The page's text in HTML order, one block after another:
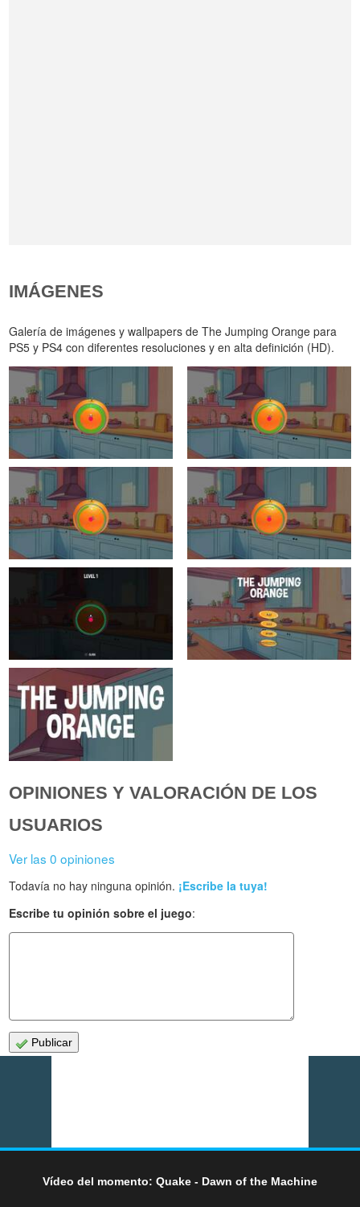
IMÁGENES
Galería de imágenes y wallpapers de The Jumping Orange para
PS5 y PS4 con diferentes resoluciones y en alta definición (HD).
OPINIONES Y VALORACIÓN DE LOS
USUARIOS
Ver las 0 opiniones
Todavía no hay ninguna opinión. ¡Escribe la tuya!
Escribe tu opinión sobre el juego:
Publicar
Vídeo del momento: Quake - Dawn of the Machine